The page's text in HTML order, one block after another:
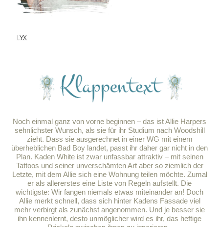
Noch einmal ganz von vorne beginnen – das ist Allie Harpers
sehnlichster Wunsch, als sie für ihr Studium nach Woodshill
zieht. Dass sie ausgerechnet in einer WG mit einem
überheblichen Bad Boy landet, passt ihr daher gar nicht in den
Plan. Kaden White ist zwar unfassbar attraktiv – mit seinen
Tattoos und seiner unverschämten Art aber so ziemlich der
Letzte, mit dem Allie sich eine Wohnung teilen möchte. Zumal
er als allererstes eine Liste von Regeln aufstellt. Die
wichtigste: Wir fangen niemals etwas miteinander an! Doch
Allie merkt schnell, dass sich hinter Kadens Fassade viel
mehr verbirgt als zunächst angenommen. Und je besser sie
ihn kennenlernt, desto unmöglicher wird es ihr, das heftige